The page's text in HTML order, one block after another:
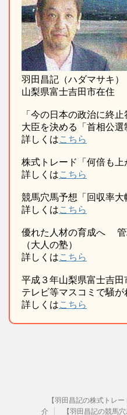
羽田昌記（ハダマサキ）
山梨県富士吉田市在住
「今の日本の政治に終
大臣を決める「首相公選
詳しくはこちら
株式トレード「何倍も
詳しくはこちら
競馬穴馬予想「回収率
詳しくはこちら
優れた人材の育成へ 管
（大人の塾）
詳しくはこちら
平成３年山梨県富士吉
テレビ等マスコミで騒が
詳しくはこちら
【羽田昌記の株式トレ
介
【羽田昌記の競馬